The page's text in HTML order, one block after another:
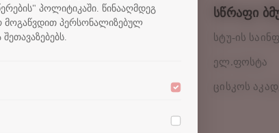
სტუდენტებს
სტიპენდიები
სწრაფი
სტუ-ის
ელ.ფოსტა
ცისკოს
პოლიტიკაში. წინააღმდეგ
მოგაწვდით პერსონალიზებულ
აუცილებელი ქუქი-